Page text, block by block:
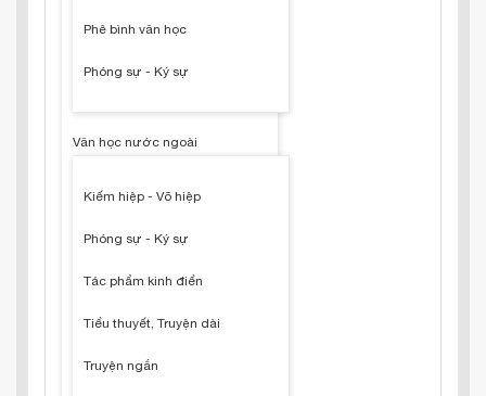
Phê bình văn học
Phóng sự - Ký sự
Văn học nước ngoài
Kiếm hiệp - Võ hiệp
Phóng sự - Ký sự
Tác phẩm kinh điển
Tiểu thuyết, Truyện dài
Truyện ngắn